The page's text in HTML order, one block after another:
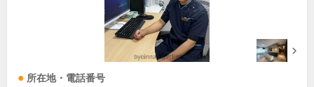
所在地・電話番号